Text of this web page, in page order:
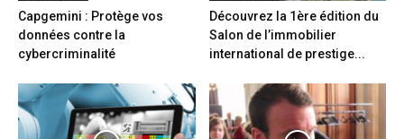
Capgemini : Protège vos
données contre la
cybercriminalité
Découvrez la 1ère édition du
Salon de l’immobilier
international de prestige...